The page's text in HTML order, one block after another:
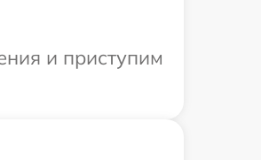
и приступим